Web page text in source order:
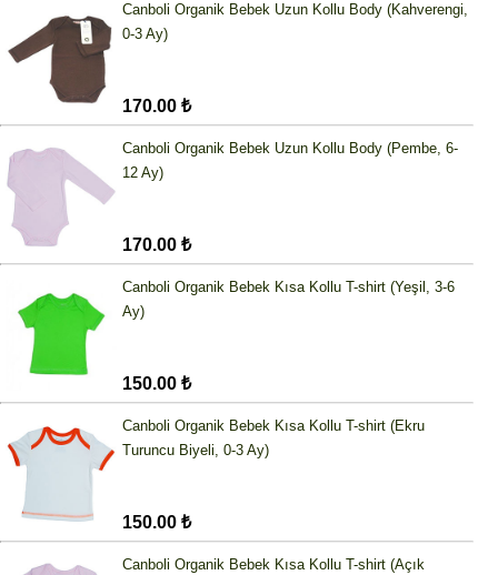
Canboli Organik Bebek Uzun Kollu Body (Kahverengi,
0-3 Ay)
170.00 ₺
Canboli Organik Bebek Uzun Kollu Body (Pembe, 6-
12 Ay)
170.00 ₺
Canboli Organik Bebek Kısa Kollu T-shirt (Yeşil, 3-6
Ay)
150.00 ₺
Canboli Organik Bebek Kısa Kollu T-shirt (Ekru
Turuncu Biyeli, 0-3 Ay)
150.00 ₺
Canboli Organik Bebek Kısa Kollu T-shirt (Açık